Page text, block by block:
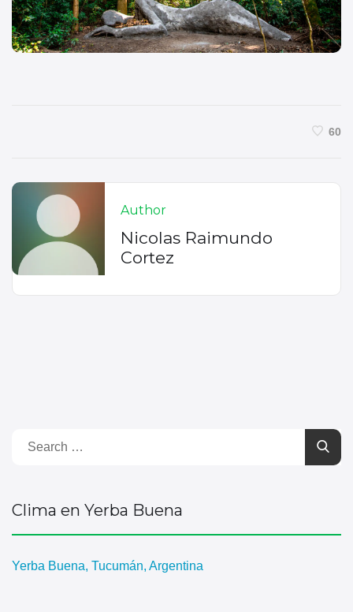
60
Author
Nicolas Raimundo
Cortez
Clima en Yerba Buena
Yerba Buena, Tucumán, Argentina